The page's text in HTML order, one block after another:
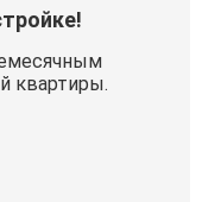
квартиры.